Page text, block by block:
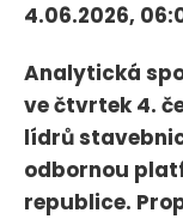
4.06.2026,
Analytická
ve čtvrtek 4.
lídrů
odbornou
republice.